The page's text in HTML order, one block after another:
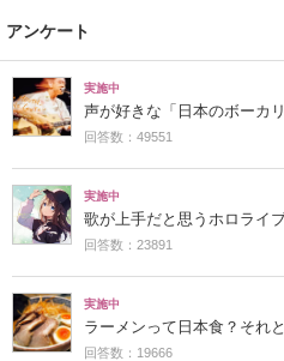
アンケート
実施中
声が好きな「日本のボーカ
回答数：49551
実施中
歌が上手だと思うホロライ
回答数：23891
実施中
ラーメンって日本食？それ
回答数：19666